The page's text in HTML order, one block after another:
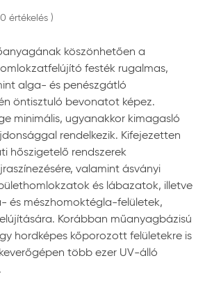
értékelés )
köszönhetően a
festék rugalmas,
alga- és penészgátló
öntisztuló bevonatot képez.
minimális, ugyanakkor kimagasló
rendelkezik. Kifejezetten
hőszigetelő rendszerek
valamint ásványi
és lábazatok, illetve
és mészhomoktégla-felületek,
Korábban műanyagbázisú
hordképes kőporozott felületekre is
több ezer UV-álló